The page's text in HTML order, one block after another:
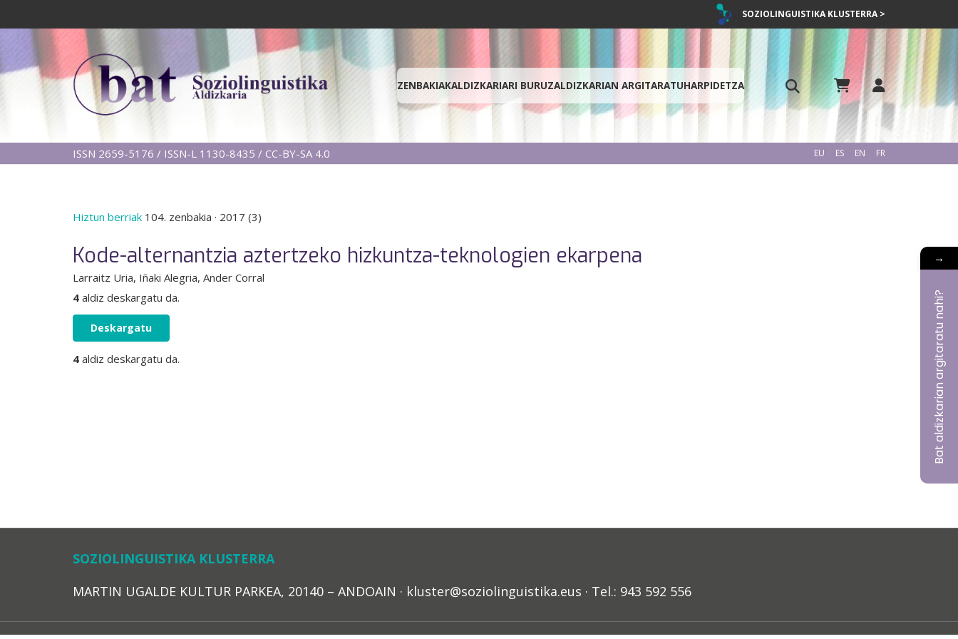
SOZIOLINGUISTIKA KLUSTERRA >
ZENBAKIAKALDIZKARIARI BURUZALDIZKARIAN ARGITARATUHARPIDETZA
ISSN 2659-5176 / ISSN-L 1130-8435 / CC-BY-SA 4.0 EU ES EN FR
Hiztun berriak 104. zenbakia · 2017 (3)
Kode-alternantzia aztertzeko hizkuntza-teknologien ekarpena
Larraitz Uria, Iñaki Alegria, Ander Corral
4 aldiz deskargatu da.
Deskargatu
4 aldiz deskargatu da.
SOZIOLINGUISTIKA KLUSTERRA
MARTIN UGALDE KULTUR PARKEA, 20140 – ANDOAIN · kluster@soziolinguistika.eus · Tel.: 943 592 556
→
Bat aldizkarian argitaratu nahi?